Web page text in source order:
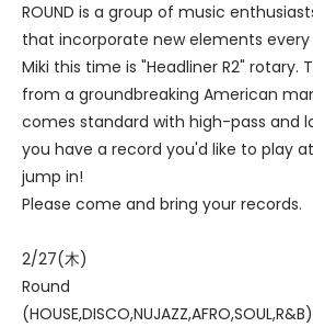
ROUND is a group of music
that incorporate new elements
Miki this time is "Headliner R2" rotary.
from a groundbreaking American
comes standard with high-pass and
you have a record you'd like to play
jump in!
Please come and bring your records.
2/27(木)
Round
(HOUSE,DISCO,NUJAZZ,AFRO,SOUL,R&B)